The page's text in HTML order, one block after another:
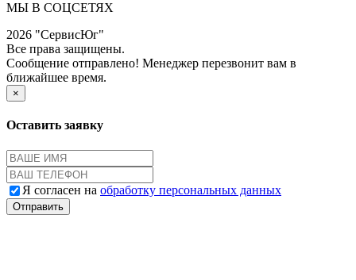
МЫ В СОЦСЕТЯХ
2026 "СервисЮг"
Все права защищены.
Сообщение отправлено! Менеджер перезвонит вам в
ближайшее время.
×
Оставить заявку
Я согласен на обработку персональных данных